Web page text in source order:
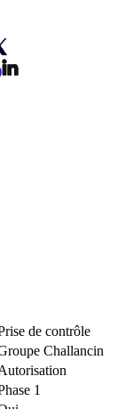
de contrôle
Challancin
1